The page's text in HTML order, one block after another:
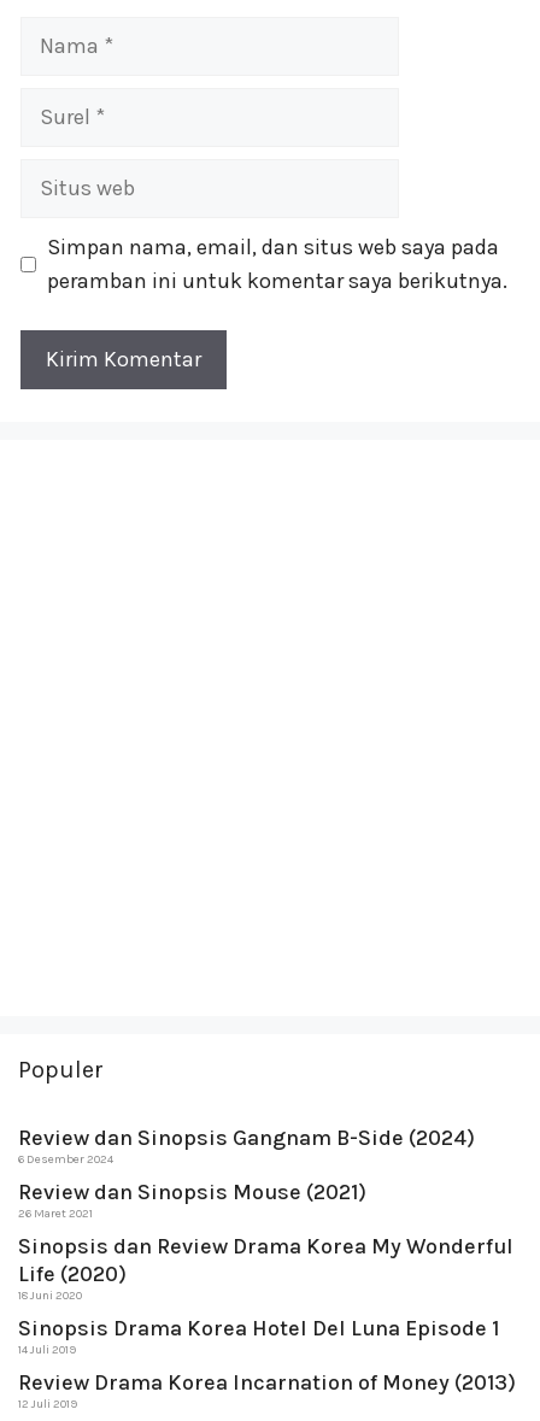
Nama
Surel
Situs
Simpan nama, email, dan situs web saya pada
peramban ini untuk komentar saya berikutnya.
Populer
Review dan Sinopsis Gangnam B-Side (2024)
6 Desember 2024
Review dan Sinopsis Mouse (2021)
26 Maret 2021
Sinopsis dan Review Drama Korea My Wonderful
Life (2020)
18 Juni 2020
Sinopsis Drama Korea Hotel Del Luna Episode 1
14 Juli 2019
Review Drama Korea Incarnation of Money (2013)
12 Juli 2019